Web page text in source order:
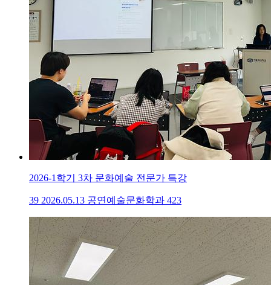
2026-1학기 3차 문화예술 전문가 특강
39 2026.05.13 공연예술문화학과 423